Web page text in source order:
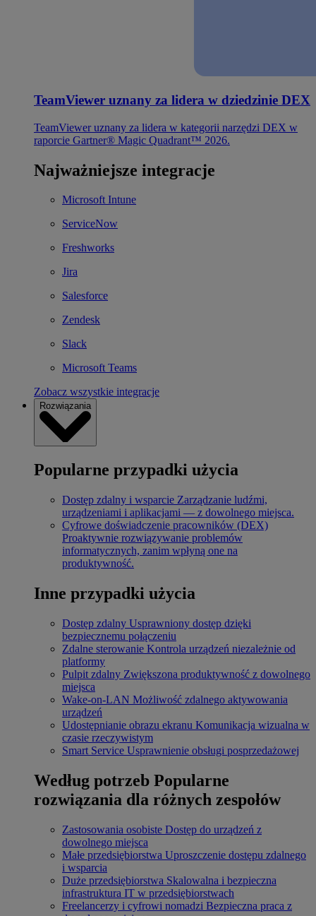
TeamViewer uznany za lidera w dziedzinie DEX
TeamViewer uznany za lidera w kategorii narzędzi DEX w
raporcie Gartner® Magic Quadrant™ 2026.
Najważniejsze integracje
Microsoft Intune
ServiceNow
Freshworks
Jira
Salesforce
Zendesk
Slack
Microsoft Teams
Zobacz wszystkie integracje
Rozwiązania
Popularne przypadki użycia
Dostęp zdalny i wsparcie Zarządzanie ludźmi,
urządzeniami i aplikacjami — z dowolnego miejsca.
Cyfrowe doświadczenie pracowników (DEX)
Proaktywnie rozwiązywanie problemów
informatycznych, zanim wpłyną one na
produktywność.
Inne przypadki użycia
Dostęp zdalny Usprawniony dostęp dzięki
bezpiecznemu połączeniu
Zdalne sterowanie Kontrola urządzeń niezależnie od
platformy
Pulpit zdalny Zwiększona produktywność z dowolnego
miejsca
Wake-on-LAN Możliwość zdalnego aktywowania
urządzeń
Udostępnianie obrazu ekranu Komunikacja wizualna w
czasie rzeczywistym
Smart Service Usprawnienie obsługi posprzedażowej
Według potrzeb Popularne
rozwiązania dla różnych zespołów
Zastosowania osobiste Dostęp do urządzeń z
dowolnego miejsca
Małe przedsiębiorstwa Uproszczenie dostępu zdalnego
i wsparcia
Duże przedsiębiorstwa Skalowalna i bezpieczna
infrastruktura IT w przedsiębiorstwach
Freelancerzy i cyfrowi nomadzi Bezpieczna praca z